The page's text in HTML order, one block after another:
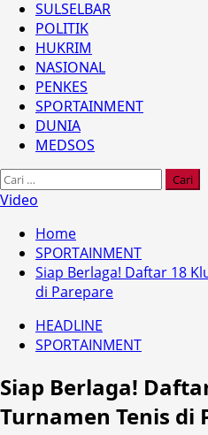
SULSELBAR
POLITIK
HUKRIM
NASIONAL
PENKES
SPORTAINMENT
DUNIA
MEDSOS
Cari
untuk:
Video
Home
SPORTAINMENT
Siap Berlaga! Daftar 18
di Parepare
HEADLINE
SPORTAINMENT
Siap Berlaga!
Turnamen Tenis di